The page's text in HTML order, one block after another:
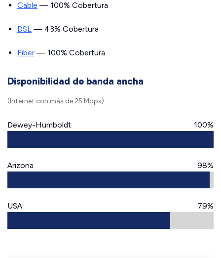
Cable — 100% Cobertura
DSL — 43% Cobertura
Fiber — 100% Cobertura
Disponibilidad de banda ancha
(Internet con más de 25 Mbps)
Dewey-Humboldt 100%
Arizona 98%
USA 79%